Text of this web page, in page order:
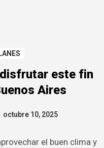
este fin
Aires
octubre 10, 2025
el buen clima y